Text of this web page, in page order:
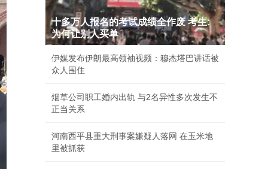
十多万人报名的考试成绩全作废 考生:
为何让别人买单
伊媒发布伊朗最高领袖视频：穆杰塔巴讲话被
众人围住
烟草公司职工婚内出轨 与2名异性多次发生不
正当关系
河南西平县重大刑事案嫌疑人落网 在玉米地
里被抓获